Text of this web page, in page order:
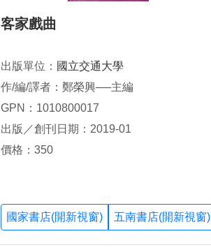
客家戲曲
出版單位： 國立交通大學
作/編/譯者：鄭榮興──主編
GPN：1010800017
出版／創刊日期：2019-01
價格：350
國家書店(開新視窗) 五南書店(開新視窗)